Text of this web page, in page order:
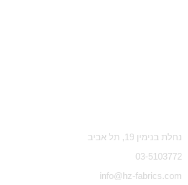
נחלת בנימין 19, תל אביב
03-5103772
info@hz-fabrics.com